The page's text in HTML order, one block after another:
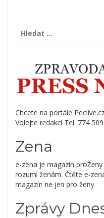
Chcete na portále
Volejte redakci Tel: 774
Zena
e-zena je magazín
rozumí ženám. Čtěte e-
magazín ne jen pro ženy.
Zprávy